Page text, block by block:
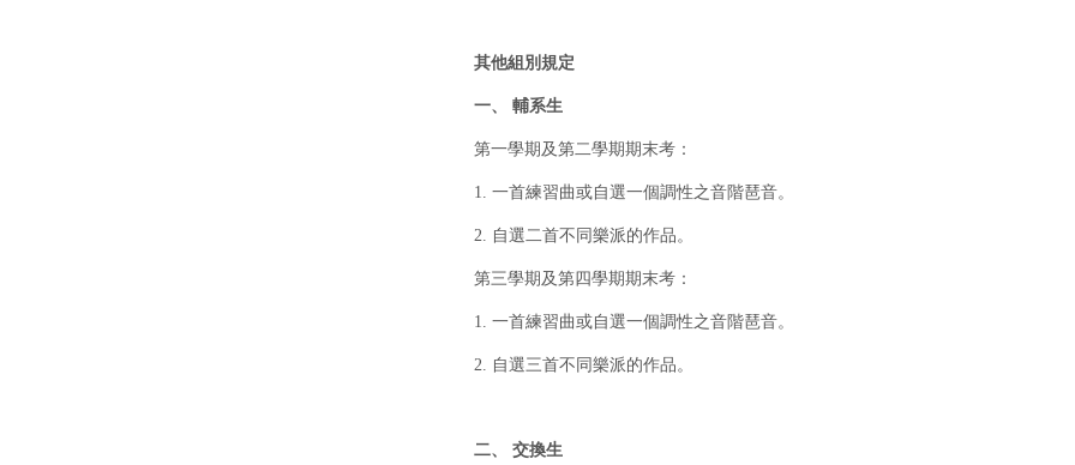
其他組別規定
一、 輔系生
第一學期及第二學期期末考：
1. 一首練習曲或自選一個調性之音階琶音。
2. 自選二首不同樂派的作品。
第三學期及第四學期期末考：
1. 一首練習曲或自選一個調性之音階琶音。
2. 自選三首不同樂派的作品。
二、 交換生